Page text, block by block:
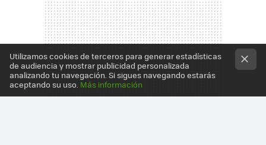
Utilizamos cookies de terceros para generar estadísticas
de audiencia y mostrar publicidad personalizada
analizando tu navegación. Si sigues navegando estarás
aceptando su uso. Más información